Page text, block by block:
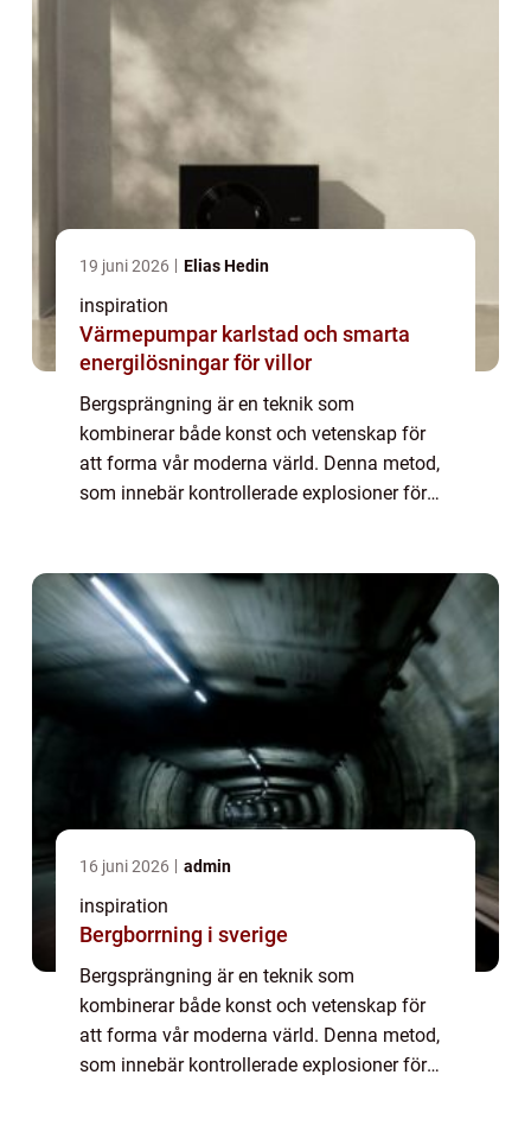
19 juni 2026 Elias Hedin
inspiration
Värmepumpar karlstad och smarta
energilösningar för villor
Bergsprängning är en teknik som
kombinerar både konst och vetenskap för
att forma vår moderna värld. Denna metod,
som innebär kontrollerade explosioner för
skulle vara ...
16 juni 2026 admin
inspiration
Bergborrning i sverige
Bergsprängning är en teknik som
kombinerar både konst och vetenskap för
att forma vår moderna värld. Denna metod,
som innebär kontrollerade explosioner för